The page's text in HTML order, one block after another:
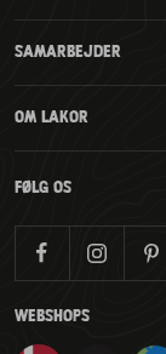
SAMARBEJDER
OM LAKOR
FØLG OS
WEBSHOPS